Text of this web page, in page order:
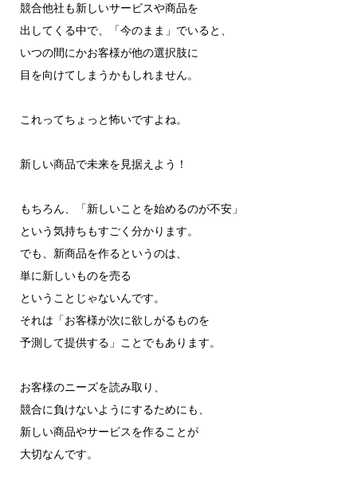
競合他社も新しいサービスや商品を
出してくる中で、「今のまま」でいると、
いつの間にかお客様が他の選択肢に
目を向けてしまうかもしれません。
これってちょっと怖いですよね。
新しい商品で未来を見据えよう！
もちろん、「新しいことを始めるのが不安」
という気持ちもすごく分かります。
でも、新商品を作るというのは、
単に新しいものを売る
ということじゃないんです。
それは「お客様が次に欲しがるものを
予測して提供する」ことでもあります。
お客様のニーズを読み取り、
競合に負けないようにするためにも、
新しい商品やサービスを作ることが
大切なんです。